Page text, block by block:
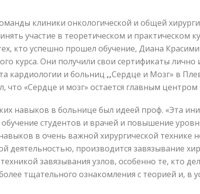
клиники онкологической и общей
участие в теоретическом и практическом
кто успешно прошел обучение, Диана
курса. Они получили свои сертификаты
кардиологии и больниц ,,Сердце и Мозг» в
что «Сердце и мозг» остается главным
навыков в больнице был идеей проф. «Эта
студентов и врачей и повышение
в очень важной хирургической технике
деятельностью, производится завязывание
завязывания узлов, особенно те, кто
тщательного ознакомления с теорией и, в